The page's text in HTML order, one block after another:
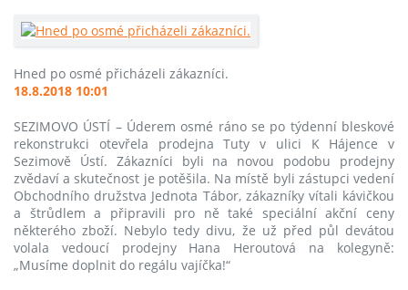
Hned po osmé přicházeli zákazníci.
18.8.2018 10:01
SEZIMOVO ÚSTÍ – Úderem osmé ráno se po týdenní bleskové
rekonstrukci otevřela prodejna Tuty v ulici K Hájence v
Sezimově Ústí. Zákazníci byli na novou podobu prodejny
zvědaví a skutečnost je potěšila. Na místě byli zástupci vedení
Obchodního družstva Jednota Tábor, zákazníky vítali kávičkou
a štrůdlem a připravili pro ně také speciální akční ceny
některého zboží. Nebylo tedy divu, že už před půl devátou
volala vedoucí prodejny Hana Heroutová na kolegyně:
„Musíme doplnit do regálu vajíčka!“